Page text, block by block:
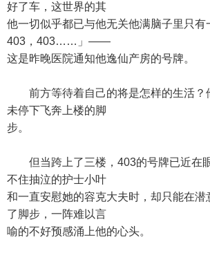
好了车，这世界的其
他一切似乎都已与他无关他满脑子里只有
403，403……」——
这是昨晚医院通知他逸仙产房的号牌。
前方等待着自己的将是怎样的生活？
未停下飞奔上楼的脚
步。
但当跨上了三楼，403的号牌已近在
不住抽泣的护士小叶
和一直安慰她的容克大夫时，却只能在潜
了脚步，一阵难以言
喻的不好预感涌上他的心头。